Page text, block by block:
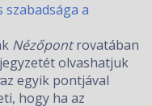
szabadsága a
Nézőpontrovatában
olvashatjuk
az egyik pontjával
hogy ha az